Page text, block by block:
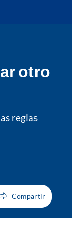
otro
reglas